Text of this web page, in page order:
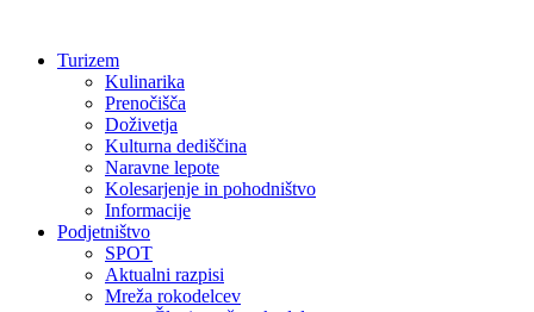
vsebinoTurizem
Kulinarika
Prenočišča
Doživetja
Kulturna dediščina
Naravne lepote
Kolesarjenje in pohodništvo
Informacije
Podjetništvo
SPOT
Aktualni razpisi
Mreža rokodelcev